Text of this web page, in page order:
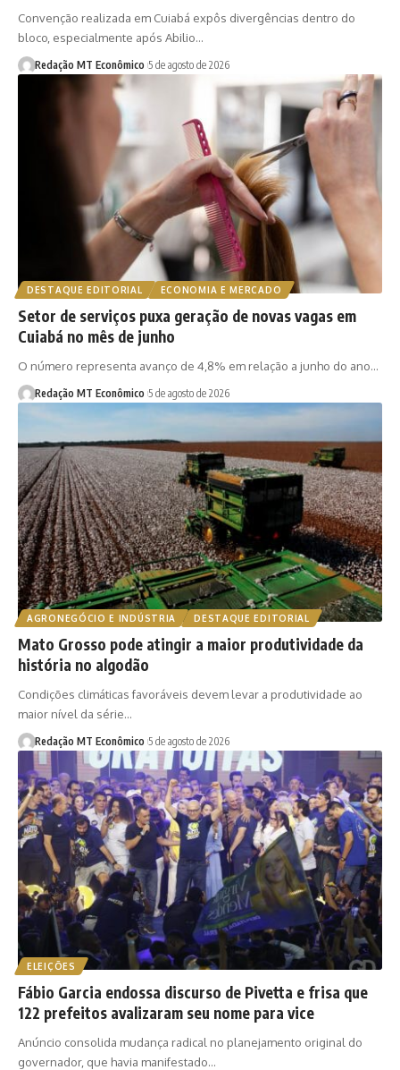
Convenção realizada em Cuiabá expôs divergências dentro do
bloco, especialmente após Abilio…
Redação MT Econômico 5 de agosto de 2026
DESTAQUE EDITORIAL ECONOMIA E MERCADO
Setor de serviços puxa geração de novas vagas em
Cuiabá no mês de junho
O número representa avanço de 4,8% em relação a junho do ano…
Redação MT Econômico 5 de agosto de 2026
AGRONEGÓCIO E INDÚSTRIA DESTAQUE EDITORIAL
Mato Grosso pode atingir a maior produtividade da
história no algodão
Condições climáticas favoráveis devem levar a produtividade ao
maior nível da série…
Redação MT Econômico 5 de agosto de 2026
ELEIÇÕES
Fábio Garcia endossa discurso de Pivetta e frisa que
122 prefeitos avalizaram seu nome para vice
Anúncio consolida mudança radical no planejamento original do
governador, que havia manifestado…